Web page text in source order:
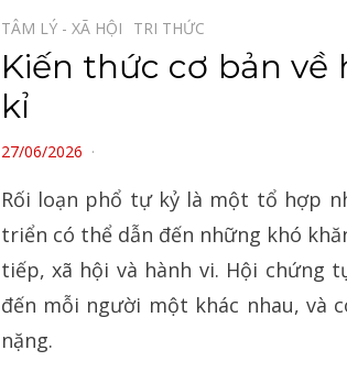
TÂM LÝ - XÃ HỘI⠀ TRI THỨC⠀
Kiến thức cơ bản về
kỉ
POSTED
27/06/2026
Rối loạn phổ tự kỷ là một tổ hợp
triển có thể dẫn đến những khó
tiếp, xã hội và hành vi. Hội chứng
đến mỗi người một khác nhau, và
nặng.